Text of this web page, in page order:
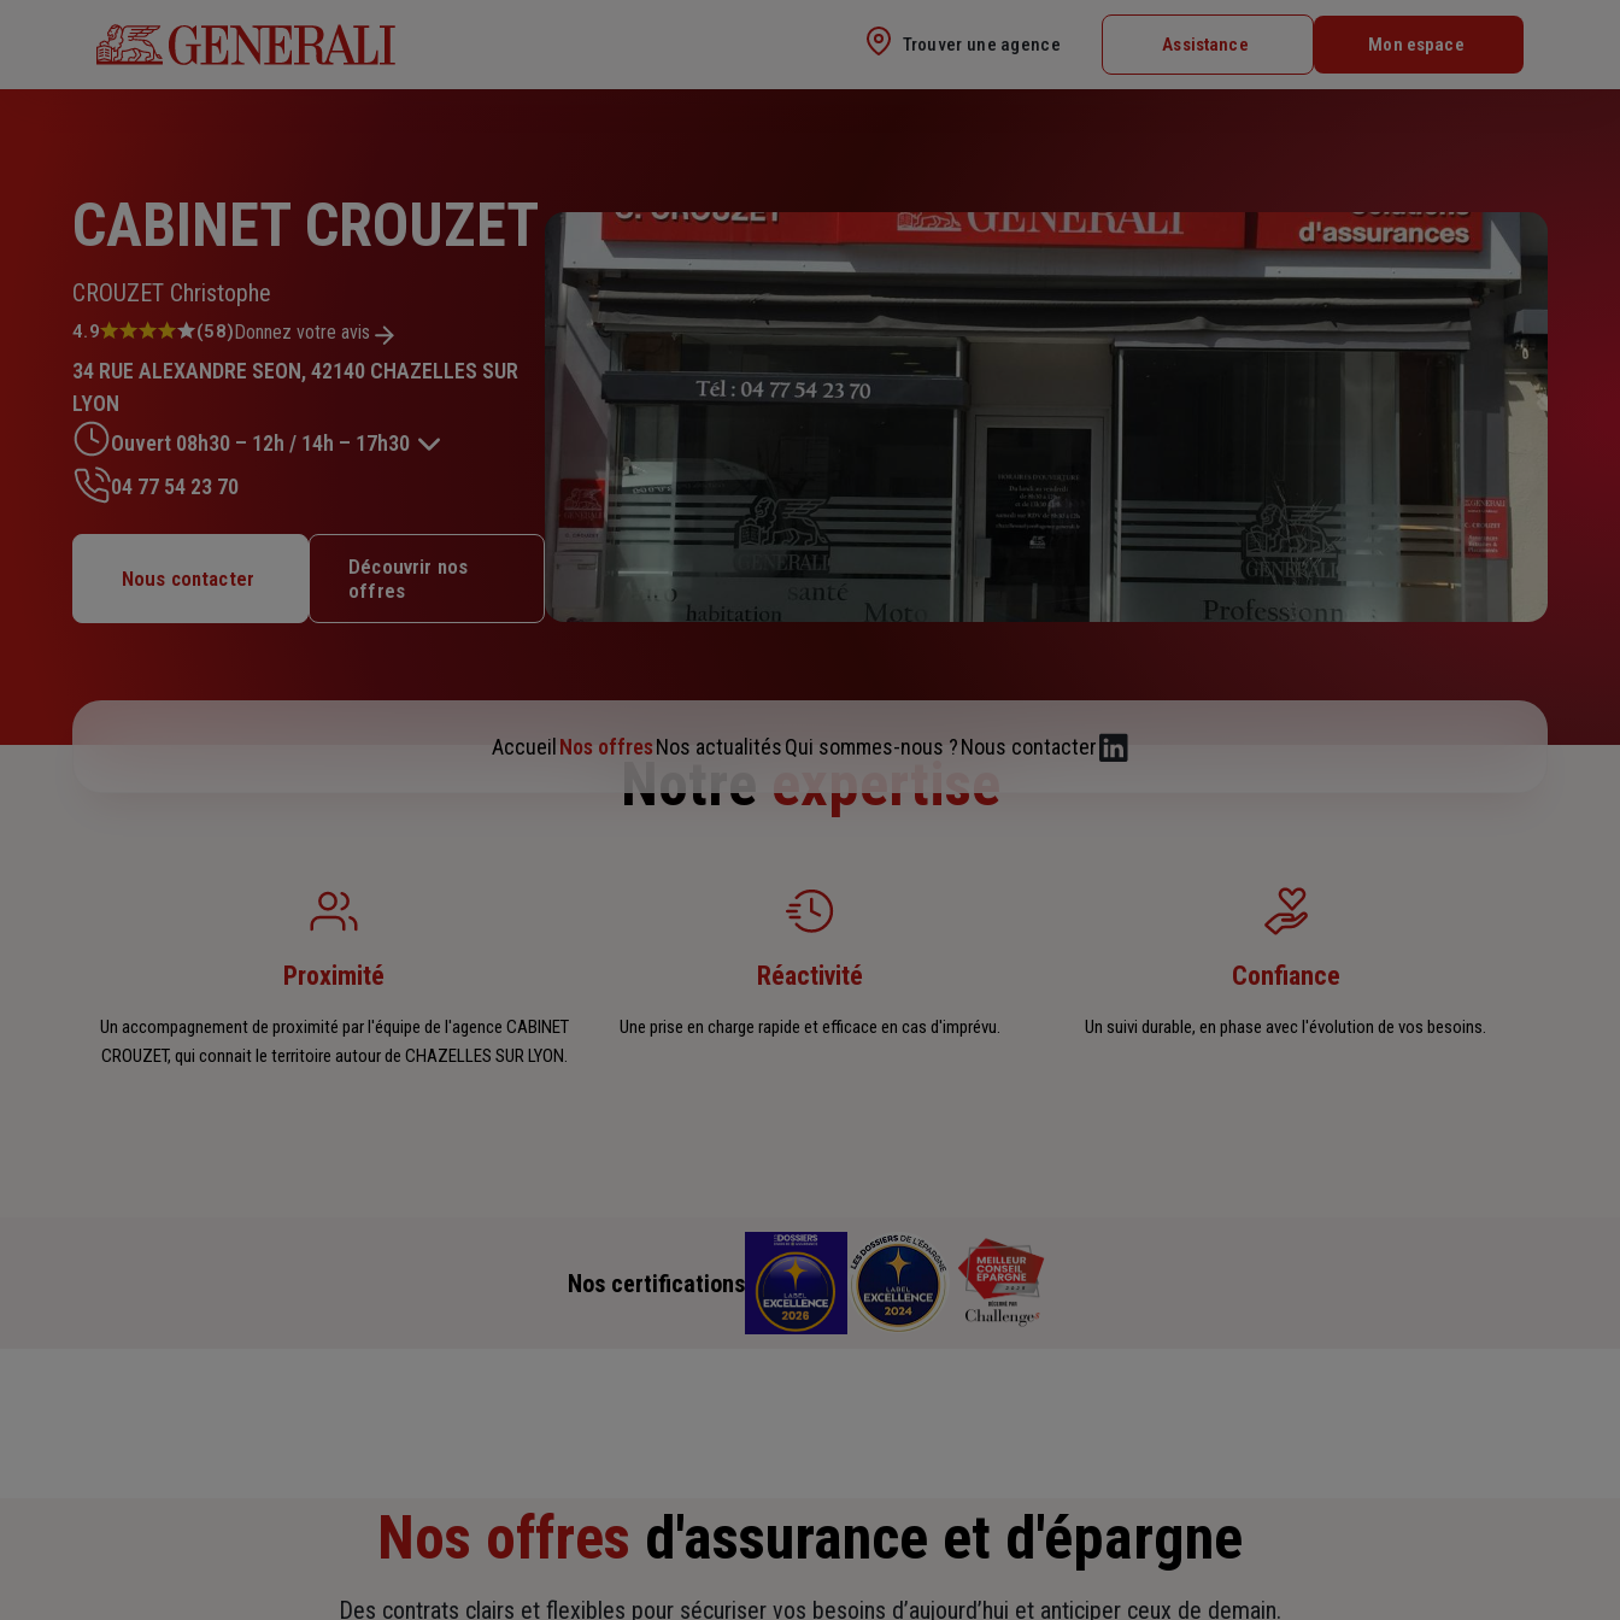
Trouver une agence Assistance Mon espace
CABINET CROUZET
CROUZET Christophe
Note
4.9
sur
5
étoiles
4.9 (58)Donnez votre avis
34 RUE ALEXANDRE SEON, 42140 CHAZELLES SUR
LYON
Ouvert 08h30 – 12h / 14h – 17h30
Mardi : 08h30 – 12h / 14h – 17h30
Mercredi : 08h30 – 12h / 14h – 17h30
Jeudi : 08h30 – 12h / 14h – 17h30
04 77 54 23 70
Nous contacter
Découvrir nos
offres
Accueil Nos offresNos actualitésQui sommes-nous ?Nous contacter
Notre expertise
Proximité
Un accompagnement de proximité par l'équipe de l'agence CABINET
CROUZET, qui connait le territoire autour de CHAZELLES SUR LYON.
Réactivité
Une prise en charge rapide et efficace en cas d'imprévu.
Confiance
Un suivi durable, en phase avec l'évolution de vos besoins.
Nos certifications
Nos offres d'assurance et d'épargne
Des contrats clairs et flexibles pour sécuriser vos besoins d’aujourd’hui et anticiper ceux de demain.